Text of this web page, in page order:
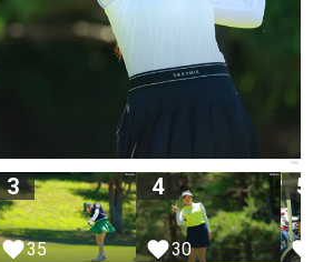
3
35
4
30
5